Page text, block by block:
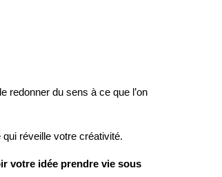
redonner du sens à ce que l’on
réveille votre créativité.
votre idée prendre vie sous